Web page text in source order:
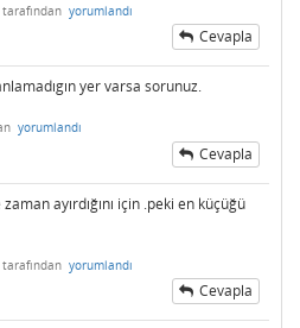
tarafından yorumlandı
Cevapla
yer varsa sorunuz.
yorumlandı
Cevapla
ayırdığını için .peki en küçüğü
tarafından yorumlandı
Cevapla